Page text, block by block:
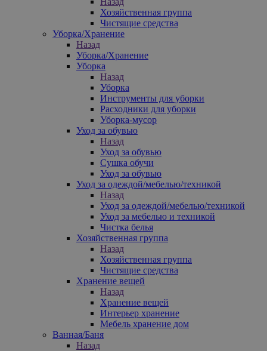
Хозяйственная группа
Чистящие средства
Уборка/Хранение
Назад
Уборка/Хранение
Уборка
Назад
Уборка
Инструменты для уборки
Расходники для уборки
Уборка-мусор
Уход за обувью
Назад
Уход за обувью
Сушка обучи
Уход за обувью
Уход за одеждой/мебелью/техникой
Назад
Уход за одеждой/мебелью/техникой
Уход за мебелью и техникой
Чистка белья
Хозяйственная группа
Назад
Хозяйственная группа
Чистящие средства
Хранение вещей
Назад
Хранение вещей
Интерьер хранение
Мебель хранение дом
Ванная/Баня
Назад